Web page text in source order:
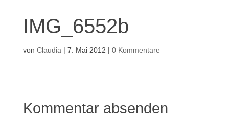
IMG_6552b
von Claudia | 7. Mai 2012 | 0 Kommentare
Kommentar absenden